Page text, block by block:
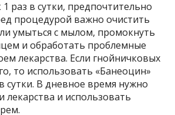
раз в сутки, предпочтительно
процедурой важно очистить
умыться с мылом, промокнуть
и обработать проблемные
лекарства. Если гнойничковых
то использовать «Банеоцин»
сутки. В дневное время нужно
лекарства и использовать